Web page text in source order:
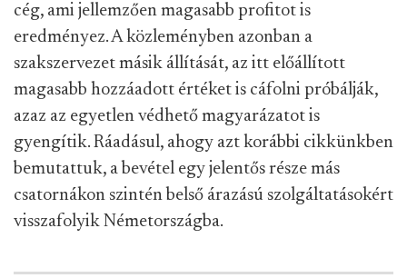
cég, ami jellemzően magasabb profitot is
eredményez. A közleményben azonban a
szakszervezet másik állítását, az itt előállított
magasabb hozzáadott értéket is cáfolni próbálják,
azaz az egyetlen védhető magyarázatot is
gyengítik. Ráadásul, ahogy azt korábbi cikkünkben
bemutattuk, a bevétel egy jelentős része más
csatornákon szintén belső árazású szolgáltatásokért
visszafolyik Németországba.